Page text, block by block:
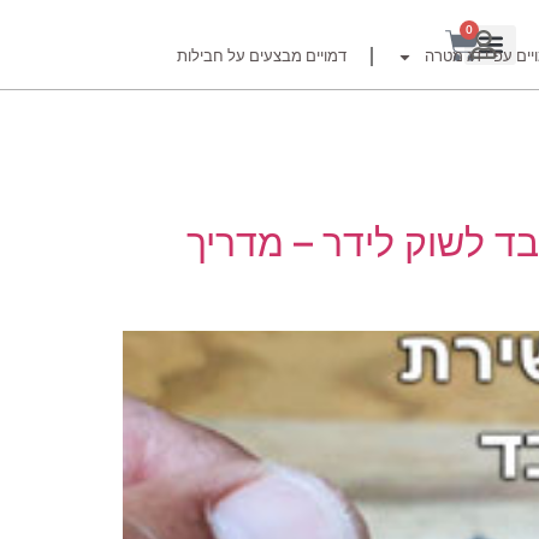
לדייג זרזור
0
עפ"י דג מטרה דמויים מבצעים על חבילות
לשוק לידר – מדריך